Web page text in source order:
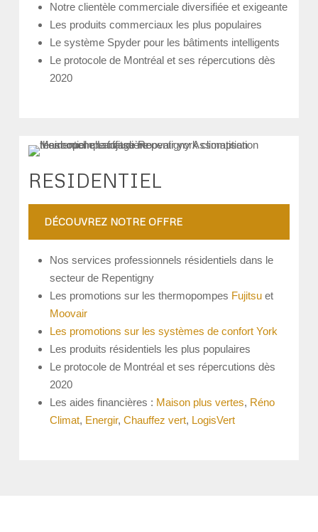
Notre clientèle commerciale diversifiée et exigeante
Les produits commerciaux les plus populaires
Le système Spyder pour les bâtiments intelligents
Le protocole de Montréal et ses répercutions dès
2020
RESIDENTIEL
DÉCOUVREZ NOTRE OFFRE
Nos services professionnels résidentiels dans le
secteur de Repentigny
Les promotions sur les thermopompes Fujitsu et
Moovair
Les promotions sur les systèmes de confort York
Les produits résidentiels les plus populaires
Le protocole de Montréal et ses répercutions dès
2020
Les aides financières : Maison plus vertes, Réno
Climat, Energir,Chauffez vert, LogisVert